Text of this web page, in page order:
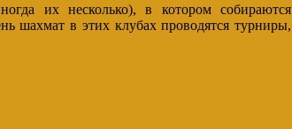
их несколько), в котором собираются
шахмат в этих клубах проводятся турниры,